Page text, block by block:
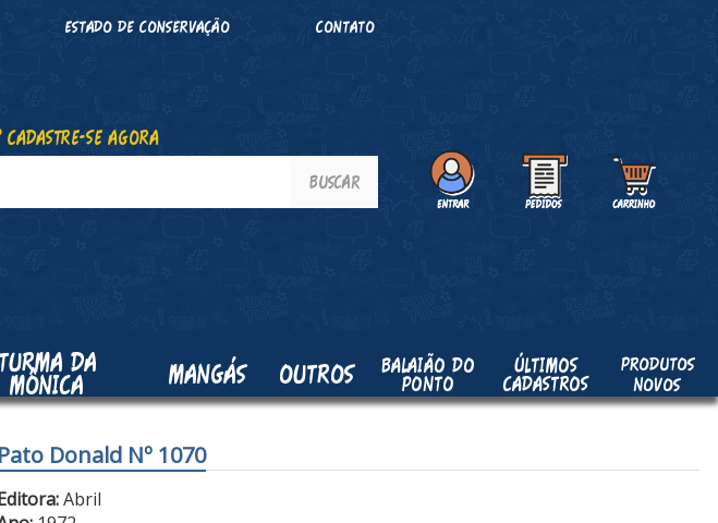
ESTADO DE CONSERVAÇÃO CONTATO
SE AGORA
TURMA DA
MÔNICA MANGÁS OUTROS BALAIÃO DO
PONTO
ÚLTIMOS
CADASTROS
PRODUTOS
NOVOS
Pato Donald Nº 1070
Abril